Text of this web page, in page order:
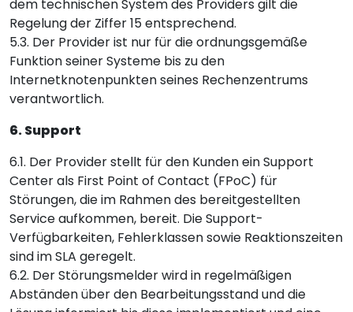
dem technischen System des Providers gilt die
Regelung der Ziffer 15 entsprechend.
5.3. Der Provider ist nur für die ordnungsgemäße
Funktion seiner Systeme bis zu den
Internetknotenpunkten seines Rechenzentrums
verantwortlich.
6. Support
6.1. Der Provider stellt für den Kunden ein Support
Center als First Point of Contact (FPoC) für
Störungen, die im Rahmen des bereitgestellten
Service aufkommen, bereit. Die Support-
Verfügbarkeiten, Fehlerklassen sowie Reaktionszeiten
sind im SLA geregelt.
6.2. Der Störungsmelder wird in regelmäßigen
Abständen über den Bearbeitungsstand und die